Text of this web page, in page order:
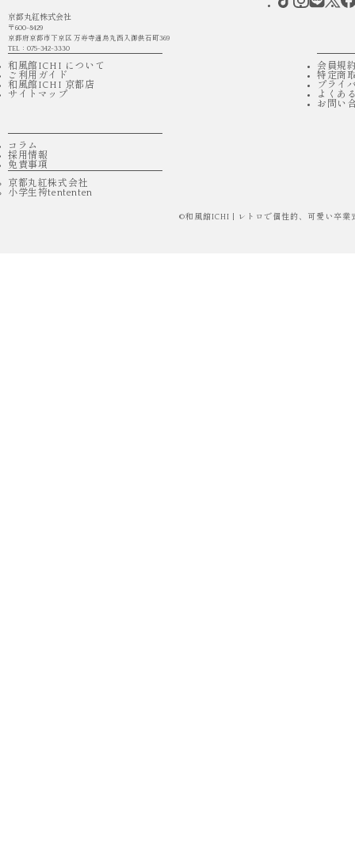
京都丸紅株式会社
〒600-8429
京都府京都市下京区 万寿寺通烏丸西入御供石町369
TEL：075-342-3330
和風館ICHI について
ご利用ガイド
和風館ICHI 京都店
サイトマップ
会員規
特定商
プライ
よくあ
お問い
コラム
採用情報
免責事項
京都丸紅株式会社
小学生袴tententen
©和風館ICHI | レトロで個性的、可愛い卒業